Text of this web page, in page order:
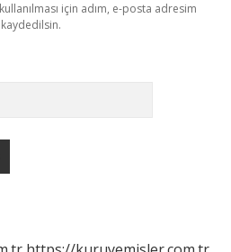
için adım, e-posta adresim